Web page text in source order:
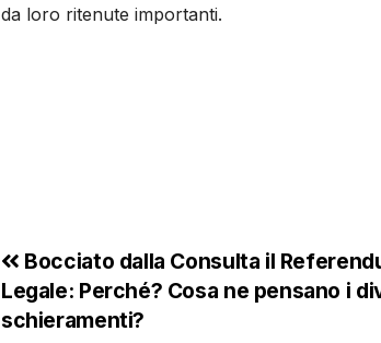
da loro ritenute importanti.
Bocciato dalla Consulta il
Legale: Perché? Cosa ne pensano i
schieramenti?